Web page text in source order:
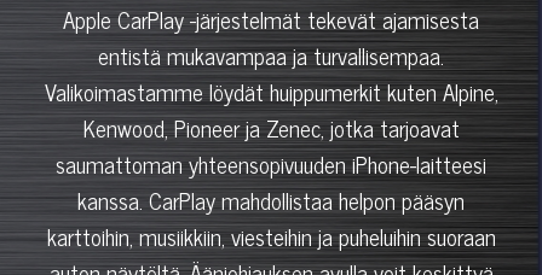
Apple CarPlay -järjestelmät tekevät ajamisesta
entistä mukavampaa ja turvallisempaa.
Valikoimastamme löydät huippumerkit kuten Alpine,
Kenwood, Pioneer ja Zenec, jotka tarjoavat
saumattoman yhteensopivuuden iPhone-laitteesi
kanssa. CarPlay mahdollistaa helpon pääsyn
karttoihin, musiikkiin, viesteihin ja puheluihin suoraan